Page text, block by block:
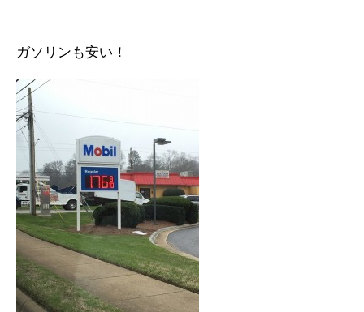
ガソリンも安い！